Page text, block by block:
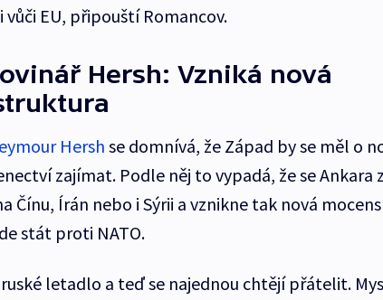
vůči EU, připouští Romancov.
Hersh: Vzniká nová
Hersh se domnívá, že Západ by se měl o
zajímat. Podle něj to vypadá, že se Ankara
Čínu, Írán nebo i Sýrii a vznikne tak nová
stát proti NATO.
letadlo a teď se najednou chtějí přátelit.